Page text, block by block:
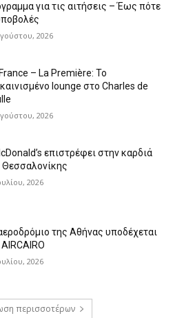
για τις αιτήσεις – Έως πότε
2026
– La Première: Το
lounge στο Charles de
2026
επιστρέφει στην καρδιά
Θεσσαλονίκης
2026
της Αθήνας υποδέχεται
2026
περισσοτέρων